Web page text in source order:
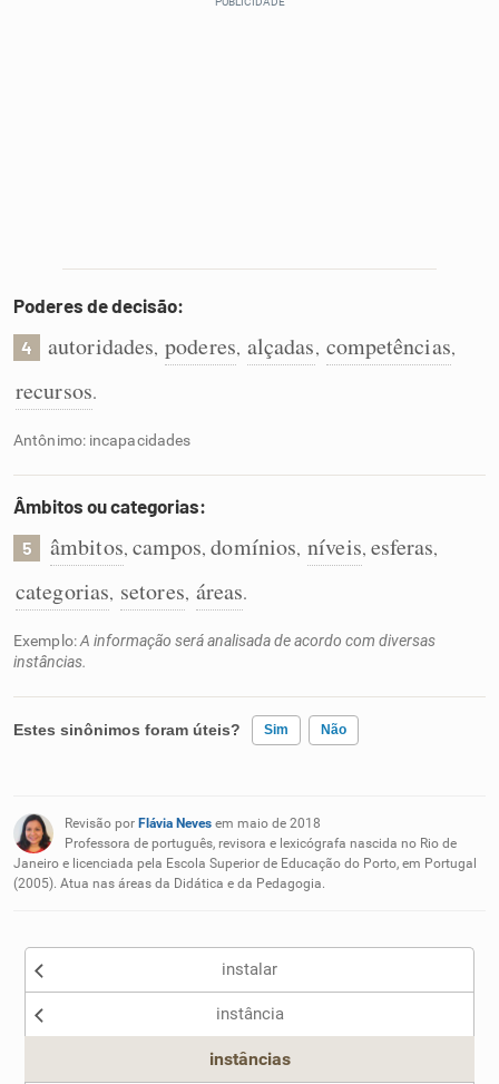
Poderes de decisão:
4 autoridades, poderes, alçadas, competências,
recursos.
Antônimo: incapacidades
Âmbitos ou categorias:
5 âmbitos, campos,domínios, níveis, esferas,
categorias, setores, áreas.
Exemplo:A informação será analisada de acordo com diversas
instâncias.
Estes sinônimos foram úteis? Sim Não
Nenhum dos sinônimos apresentados me ajudou
Outro
Revisão por Flávia Neves em maio de 2018
Professora de português, revisora e lexicógrafa nascida no Rio de
Janeiro e licenciada pela Escola Superior de Educação do Porto, em Portugal
(2005). Atua nas áreas da Didática e da Pedagogia.
instalar
instância
instâncias